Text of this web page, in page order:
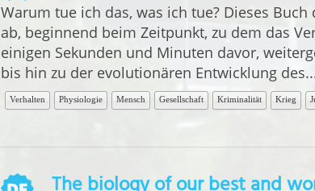
Warum tue ich das, was ich tue? Dieses
ab, beginnend beim Zeitpunkt, zu dem das
einigen Sekunden und Minuten davor,
bis hin zu der evolutionären Entwicklung
Verhalten Physiologie Mensch Gesellschaft Kriminalität Krieg